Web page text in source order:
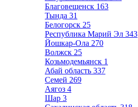
Благовещенск 163
Тында 31
Белогорск 25
Республика Марий Эл 343
Йошкар-Ола 270
Волжск 25
Козьмодемьянск 1
Абай область 337
Семей 269
Аягоз 4
Шар 3